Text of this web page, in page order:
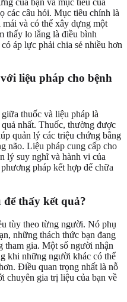
các câu hỏi. Mục tiêu chính là
và có thể xây dựng một
thấy lo lắng là điều bình
áp lực phải chia sẻ nhiều hơn
liệu pháp cho bệnh
thuốc và liệu pháp là
nhất. Thuốc, thường được
quản lý các triệu chứng bằng
não. Liệu pháp cung cấp cho
lý suy nghĩ và hành vi của
pháp kết hợp để chữa
thấy kết quả?
tùy theo từng người. Nó phụ
những thách thức bạn đang
tham gia. Một số người nhận
khi những người khác có thể
Điều quan trọng nhất là nỗ
chuyên gia trị liệu của bạn về